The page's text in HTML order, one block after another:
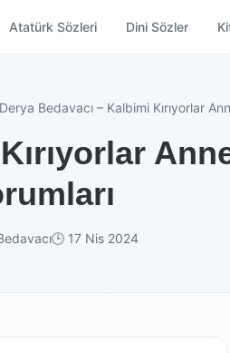
Atatürk Sözleri Dini Sözler
Derya Bedavacı – Kalbimi Kırıyorlar
🕒 17 Nis 2024